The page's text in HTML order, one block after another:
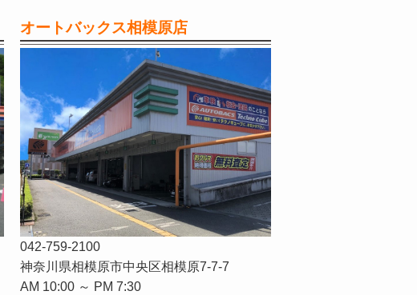
オートバックス相模原店
042-759-2100
神奈川県相模原市中央区相模原7-7-7
AM 10:00 ～ PM 7:30